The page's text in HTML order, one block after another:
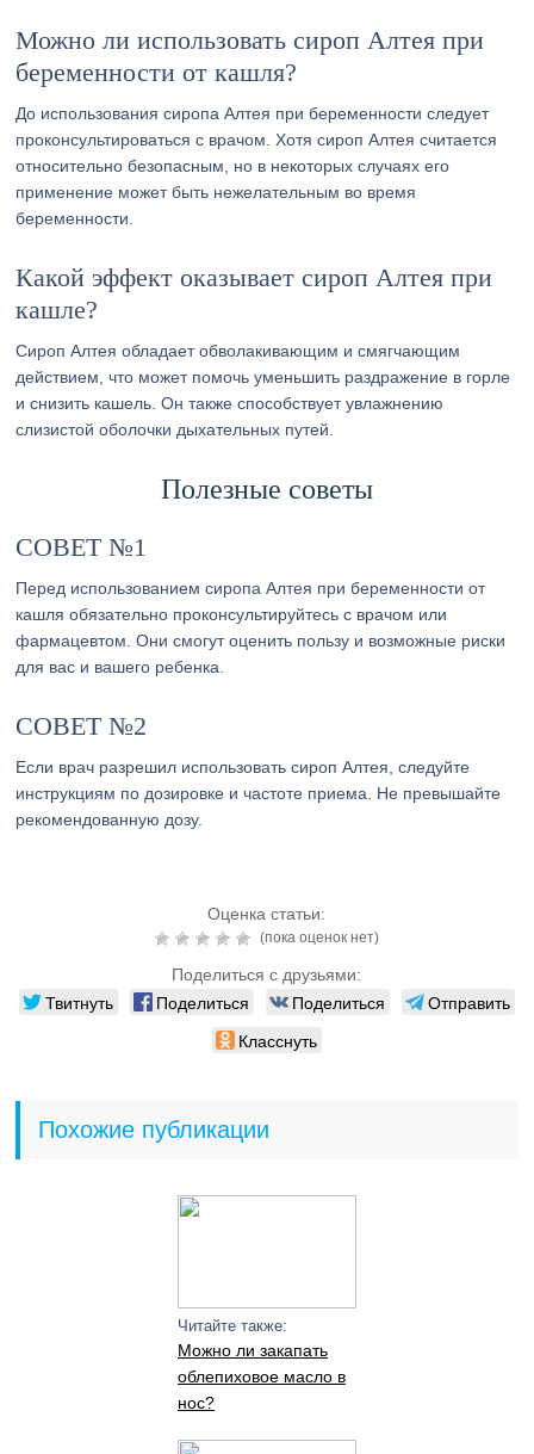
Можно ли использовать сироп Алтея при
беременности от кашля?
До использования сиропа Алтея при беременности следует
проконсультироваться с врачом. Хотя сироп Алтея считается
относительно безопасным, но в некоторых случаях его
применение может быть нежелательным во время
беременности.
Какой эффект оказывает сироп Алтея при
кашле?
Сироп Алтея обладает обволакивающим и смягчающим
действием, что может помочь уменьшить раздражение в горле
и снизить кашель. Он также способствует увлажнению
слизистой оболочки дыхательных путей.
Полезные советы
СОВЕТ №1
Перед использованием сиропа Алтея при беременности от
кашля обязательно проконсультируйтесь с врачом или
фармацевтом. Они смогут оценить пользу и возможные риски
для вас и вашего ребенка.
СОВЕТ №2
Если врач разрешил использовать сироп Алтея, следуйте
инструкциям по дозировке и частоте приема. Не превышайте
рекомендованную дозу.
Оценка статьи:
(пока оценок нет)
Поделиться с друзьями:
Твитнуть Поделиться Поделиться
Отправить
Класснуть
Похожие публикации
Читайте также:
Можно ли закапать
облепиховое масло в
нос?